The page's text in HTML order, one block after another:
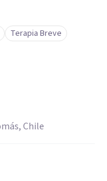
Terapia Breve
Chile